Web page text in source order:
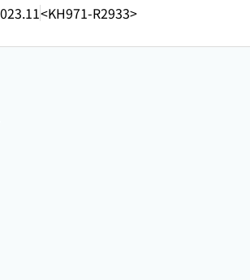
<KH971-R2933>